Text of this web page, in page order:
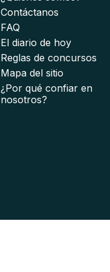
Contáctanos
FAQ
El diario de hoy
Reglas de concursos
Mapa del sitio
¿Por qué confiar en
nosotros?